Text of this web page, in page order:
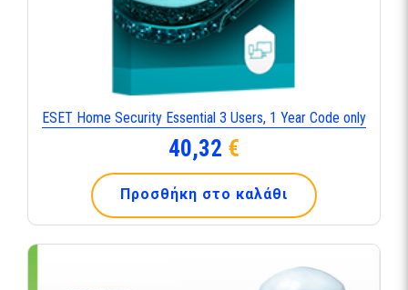
ESET Home Security Essential 3 Users, 1 Year Code only
40,32 €
Προσθήκη στο καλάθι